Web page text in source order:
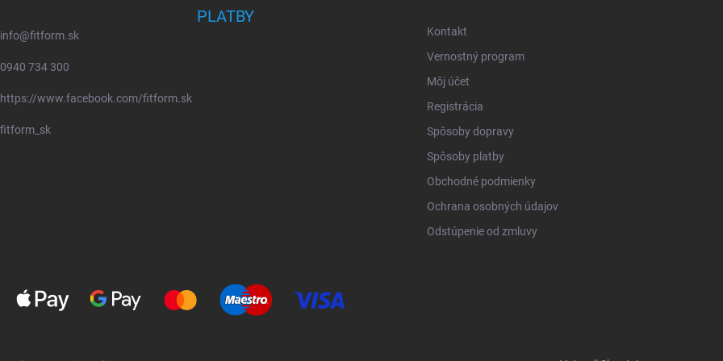
info@fitform.sk
0940 734 300
https://www.facebook.com/fitform.sk
fitform_sk
PLATBY
Kontakt
Vernostný program
Môj účet
Registrácia
Spôsoby dopravy
Spôsoby platby
Obchodné podmienky
Ochrana osobných údajov
Odstúpenie od zmluvy